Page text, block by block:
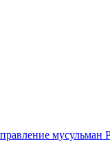
мусульман